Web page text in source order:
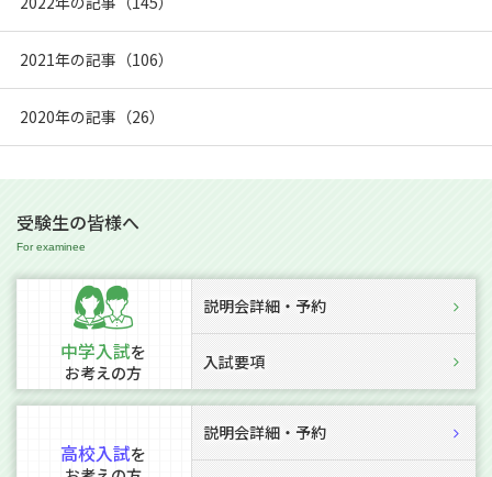
2021年の記事（106）
2020年の記事（26）
受験生の皆様へ
中学入試を
お考えの方
説明会詳細・予約
入試要項
高校入試を
説明会詳細・予約